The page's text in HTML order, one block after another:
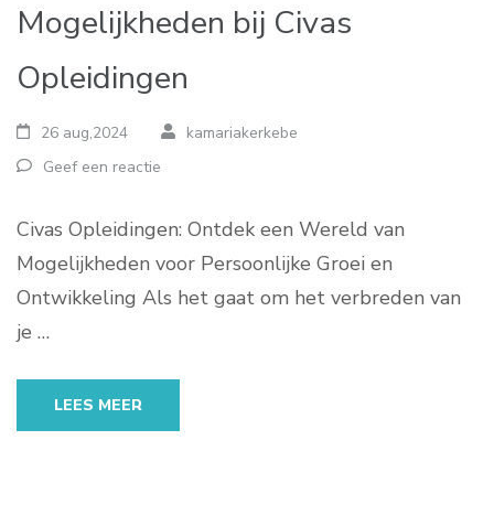
Mogelijkheden bij Civas
Opleidingen
26 aug,2024
kamariakerkebe
Geef een reactie
Civas Opleidingen: Ontdek een Wereld van
Mogelijkheden voor Persoonlijke Groei en
Ontwikkeling Als het gaat om het verbreden van
je …
LEES MEER